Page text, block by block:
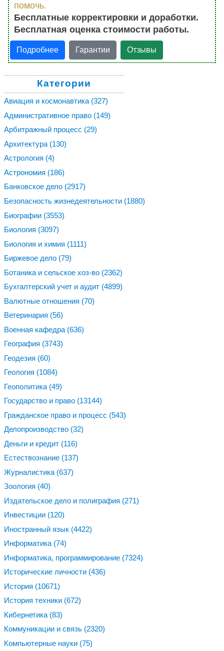
помочь.
Бесплатные корректировки и доработки.
Бесплатная оценка стоимости работы.
Подробнее Гарантии Отзывы
Категории
Авиация и космонавтика (327)
Административное право (149)
Арбитражный процесс (29)
Архитектура (130)
Астрология (4)
Астрономия (186)
Банковское дело (2917)
Безопасность жизнедеятельности (1880)
Биографии (3553)
Биология (3097)
Биология и химия (1111)
Биржевое дело (79)
Ботаника и сельское хоз-во (2362)
Бухгалтерский учет и аудит (4899)
Валютные отношения (70)
Ветеринария (56)
Военная кафедра (636)
География (3743)
Геодезия (60)
Геология (1084)
Геополитика (49)
Государство и право (13144)
Гражданское право и процесс (543)
Делопроизводство (32)
Деньги и кредит (116)
Естествознание (137)
Журналистика (637)
Зоология (40)
Издательское дело и полиграфия (271)
Инвестиции (120)
Иностранный язык (4422)
Информатика (74)
Информатика, программирование (7324)
Исторические личности (436)
История (10671)
История техники (672)
Кибернетика (83)
Коммуникации и связь (2320)
Компьютерные науки (75)